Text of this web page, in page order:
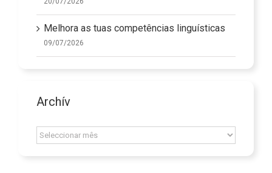
Melhora as tuas competências linguísticas
09/07/2026